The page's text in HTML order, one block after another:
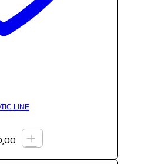
LINE
+